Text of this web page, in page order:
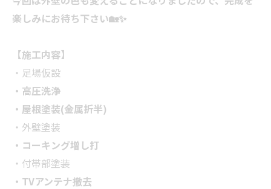
楽しみにお待ち下さい🏡✨
【施工内容】
・足場仮設
・高圧洗浄
・屋根塗装(金属折半)
・外壁塗装
・コーキング増し打
・付帯部塗装
・TVアンテナ撤去